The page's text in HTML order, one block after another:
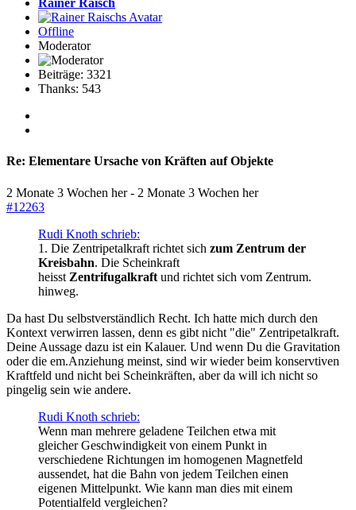
Rainer Raisch
Offline
Moderator
Beiträge: 3321
Thanks: 543
Re: Elementare Ursache von Kräften auf Objekte
2 Monate 3 Wochen her- 2 Monate 3 Wochen her
#12263
Rudi Knoth schrieb:
1. Die Zentripetalkraft richtet sich zum Zentrum der
Kreisbahn. Die Scheinkraft
heisst Zentrifugalkraft und richtet sich vom Zentrum.
hinweg.
Da hast Du selbstverständlich Recht. Ich hatte mich durch den
Kontext verwirren lassen, denn es gibt nicht "die" Zentripetalkraft.
Deine Aussage dazu ist ein Kalauer. Und wenn Du die Gravitation
oder die em.Anziehung meinst, sind wir wieder beim konservtiven
Kraftfeld und nicht bei Scheinkräften, aber da will ich nicht so
pingelig sein wie andere.
Rudi Knoth schrieb:
Wenn man mehrere geladene Teilchen etwa mit
gleicher Geschwindigkeit von einem Punkt in
verschiedene Richtungen im homogenen Magnetfeld
aussendet, hat die Bahn von jedem Teilchen einen
eigenen Mittelpunkt. Wie kann man dies mit einem
Potentialfeld vergleichen?